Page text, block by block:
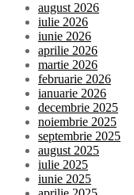
august 2026
iulie 2026
iunie 2026
aprilie 2026
martie 2026
februarie 2026
ianuarie 2026
decembrie 2025
noiembrie 2025
septembrie 2025
august 2025
iulie 2025
iunie 2025